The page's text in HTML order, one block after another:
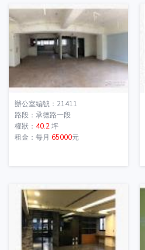
辦公室編號：21411
路段：承德路一段
權狀： 40.2坪
租金：每月 65000元